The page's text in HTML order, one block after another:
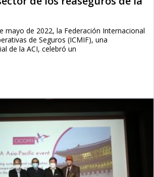
mayo de 2022, la Federación Internacional
de Seguros (ICMIF), una
de la ACI, celebró un